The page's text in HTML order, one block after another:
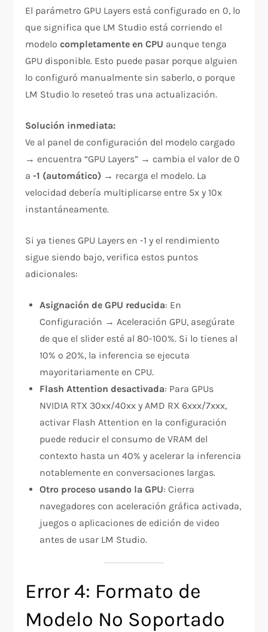
El parámetro GPU Layers está configurado en 0, lo
que significa que LM Studio está corriendo el
modelocompletamente en CPU aunque tenga
GPU disponible. Esto puede pasar porque alguien
lo configuró manualmente sin saberlo, o porque
LM Studio lo reseteó tras una actualización.
Solución inmediata:
Ve al panel de configuración del modelo cargado
→ encuentra “GPU Layers” → cambia el valor de 0
a-1 (automático) → recarga el modelo. La
velocidad debería multiplicarse entre 5x y 10x
instantáneamente.
Si ya tienes GPU Layers en -1 y el rendimiento
sigue siendo bajo, verifica estos puntos
adicionales:
Asignación de GPU reducida: En
Configuración → Aceleración GPU, asegúrate
de que el slider esté al 80-100%. Si lo tienes al
10% o 20%, la inferencia se ejecuta
mayoritariamente en CPU.
Flash Attention desactivada: Para GPUs
NVIDIA RTX 30xx/40xx y AMD RX 6xxx/7xxx,
activar Flash Attention en la configuración
puede reducir el consumo de VRAM del
contexto hasta un 40% y acelerar la inferencia
notablemente en conversaciones largas.
Otro proceso usando la GPU: Cierra
navegadores con aceleración gráfica activada,
juegos o aplicaciones de edición de video
antes de usar LM Studio.
Error 4: Formato de
Modelo No Soportado